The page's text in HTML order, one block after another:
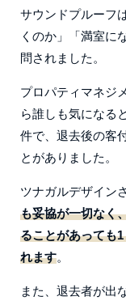
サウンドプルーフ
くのか」「満室に
問されました。
プロパティマネジ
ら誰しも気になる
件で、退去後の客
とがありました。
ツナガルデザイン
も妥協が一切なく
ることがあっても
れます。
また、退去者が出